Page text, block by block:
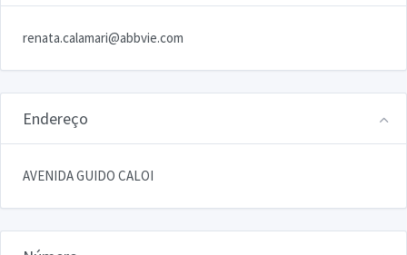
renata.calamari@abbvie.com
Endereço
AVENIDA GUIDO CALOI